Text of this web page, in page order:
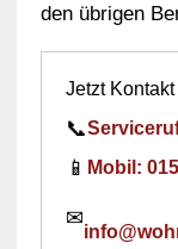
den übrigen
Jetzt
📞
📱 Mobil:
✉